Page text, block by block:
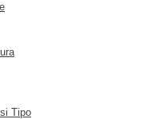
Tipo